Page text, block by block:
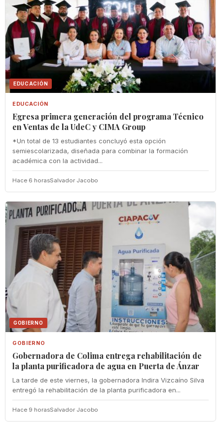
EDUCACIÓN
EDUCACIÓN
Egresa primera generación del programa Técnico
en Ventas de la UdeC y CIMA Group
*Un total de 13 estudiantes concluyó esta opción
semiescolarizada, diseñada para combinar la formación
académica con la actividad...
Hace 6 horasSalvador Jacobo
GOBIERNO
GOBIERNO
Gobernadora de Colima entrega rehabilitación de
la planta purificadora de agua en Puerta de Ánzar
La tarde de este viernes, la gobernadora Indira Vizcaíno Silva
entregó la rehabilitación de la planta purificadora en...
Hace 9 horasSalvador Jacobo
EDUCACIÓN